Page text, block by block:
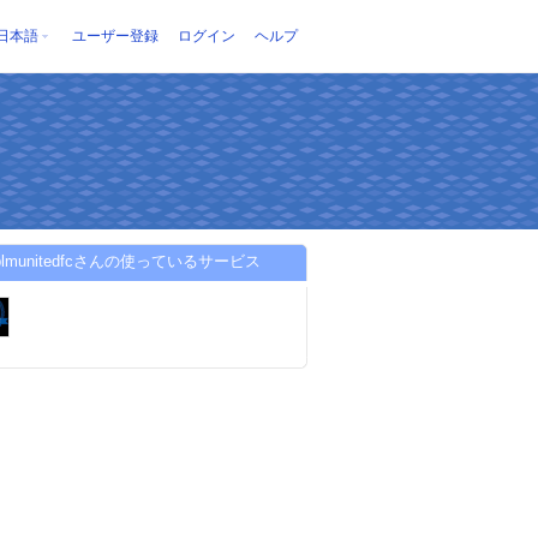
本語 ユーザー登録 ログイン ヘルプ
さんの使っているサービス